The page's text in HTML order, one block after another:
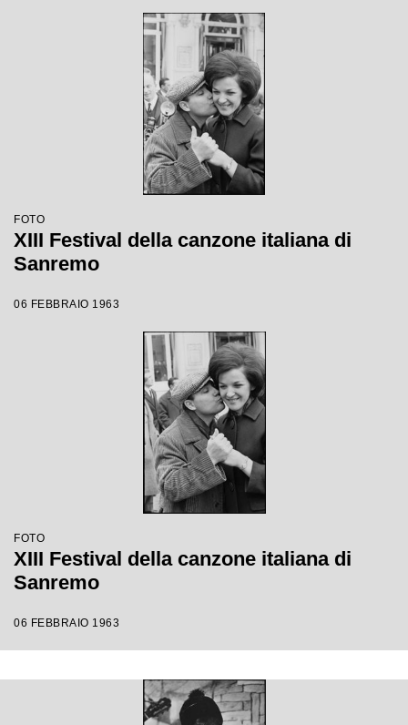
FOTO
XIII Festival della canzone italiana di
Sanremo
06 FEBBRAIO 1963
FOTO
XIII Festival della canzone italiana di
Sanremo
06 FEBBRAIO 1963